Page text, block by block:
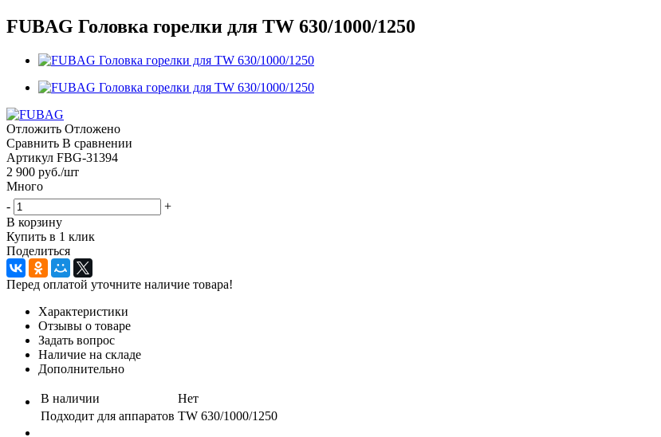
FUBAG Головка горелки для TW 630/1000/1250
Отложить Отложено
Сравнить В сравнении
Артикул FBG-31394
2 900 руб./шт
Много
-
+
В корзину
Купить в 1 клик
Поделиться
Перед оплатой уточните наличие товара!
Характеристики
Отзывы о товаре
Задать вопрос
Наличие на складе
Дополнительно
В наличии
Нет
Подходит для аппаратов TW 630/1000/1250